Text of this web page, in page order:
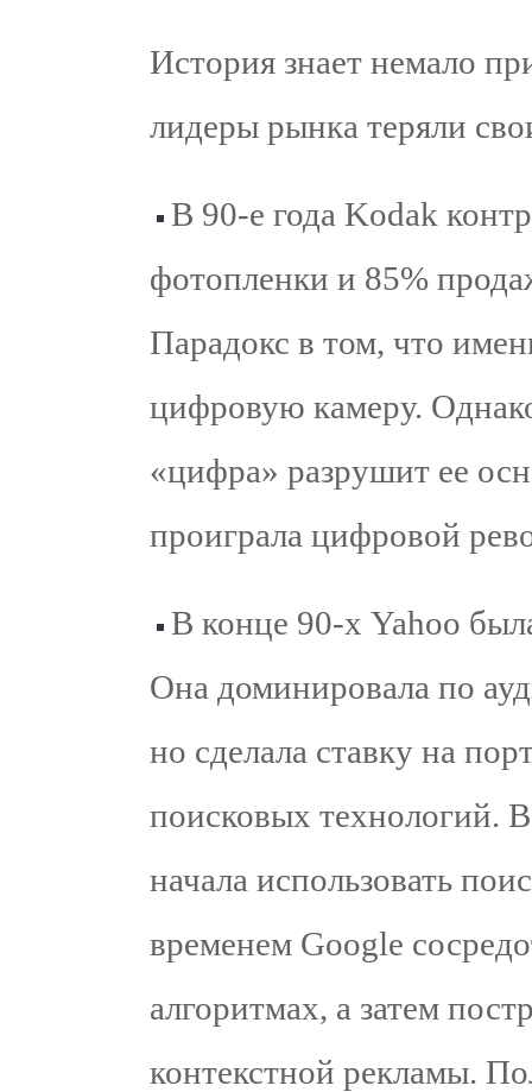
История знает немало
лидеры рынка теряли
В 90‑е года Kodak
фотопленки и 85%
Парадокс в том, что
цифровую камеру.
«цифра» разрушит ее
проиграла цифровой
В конце 90‑х Yahoo
Она доминировала по
но сделала ставку на
поисковых технологий.
начала использовать
временем Google
алгоритмах, а затем
контекстной рекламы.